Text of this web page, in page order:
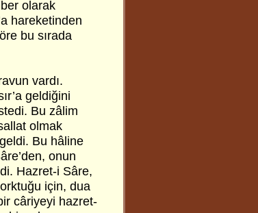
olarak
hareketinden
bu sırada
vardı.
geldiğini
Bu zâlim
olmak
Bu hâline
onun
Hazret-i Sâre,
için, dua
câriyeyi hazret-